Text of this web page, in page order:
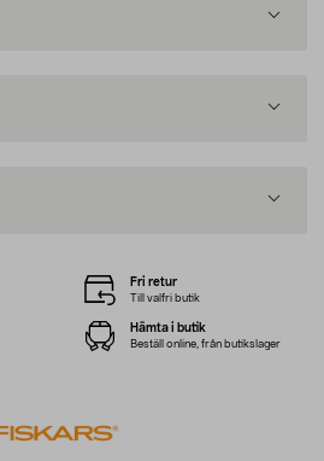
Fri retur
Till valfri butik
Hämta i butik
Beställ online, från butikslager